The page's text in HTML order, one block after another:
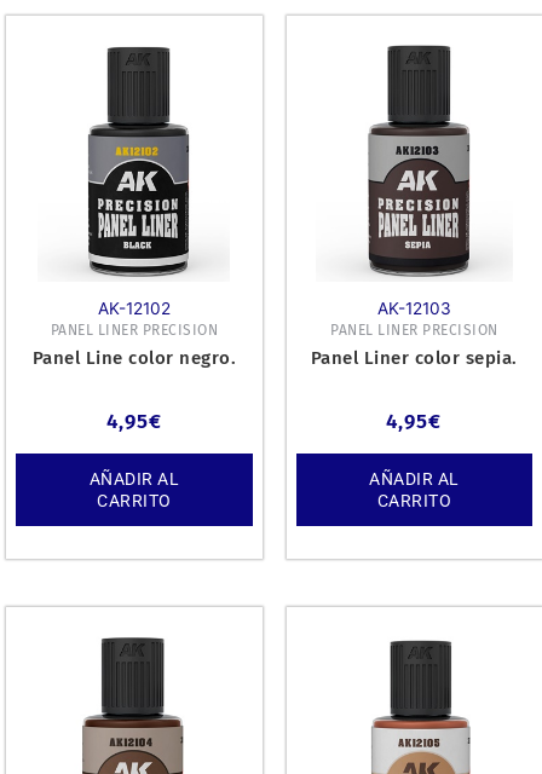
AK-12102
PANEL LINER PRECISION
Panel Line color negro.
4,95€
AÑADIR AL
CARRITO
AK-12103
PANEL LINER PRECISION
Panel Liner color sepia.
4,95€
AÑADIR AL
CARRITO